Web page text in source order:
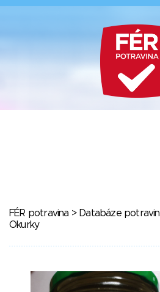
FÉR potravina > Databáze potravin
Okurky